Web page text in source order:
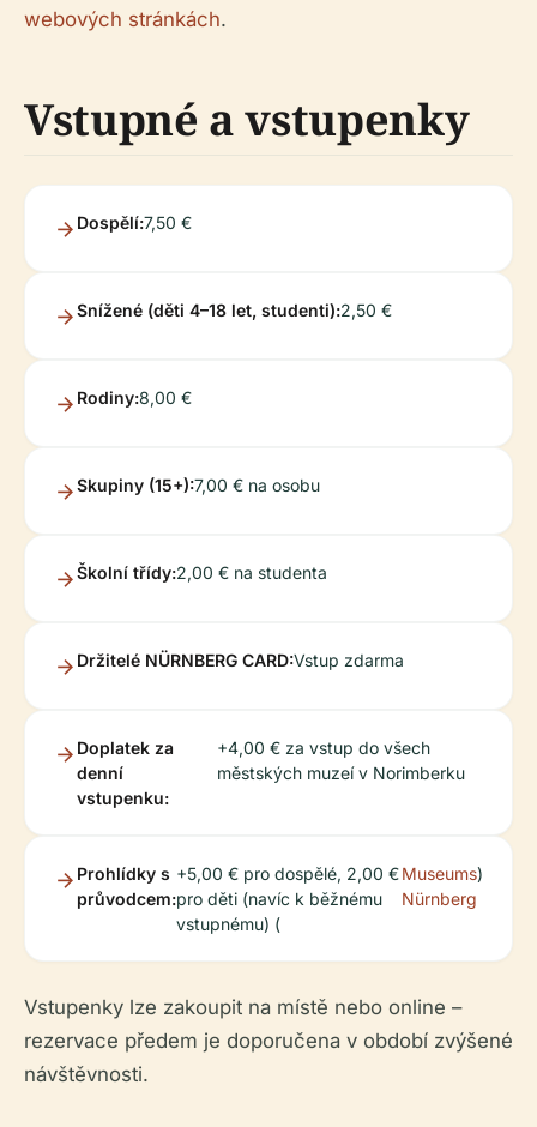
webových stránkách.
Vstupné a vstupenky
Dospělí:7,50 €
Snížené (děti 4–18 let, studenti):2,50 €
Rodiny:8,00 €
Skupiny (15+):7,00 € na osobu
Školní třídy:2,00 € na studenta
Držitelé NÜRNBERG CARD:Vstup zdarma
Doplatek za
denní
vstupenku:
+4,00 € za vstup do všech
městských muzeí v Norimberku
Prohlídky s
průvodcem:
+5,00 € pro dospělé, 2,00 €
pro děti (navíc k běžnému
vstupnému) (
Museums
Nürnberg
)
Vstupenky lze zakoupit na místě nebo online –
rezervace předem je doporučena v období zvýšené
návštěvnosti.